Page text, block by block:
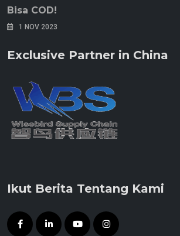
Bisa COD!
1 NOV 2023
Exclusive Partner in China
Ikut Berita Tentang Kami